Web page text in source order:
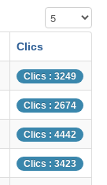
Affichage #
Clics
Clics : 3249
Clics : 2674
Clics : 4442
Clics : 3423